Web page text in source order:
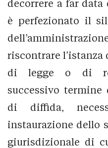
decorrere a far
è perfezionato il
riscontrare
di legge o di
successivo
di diffida,
instaurazione dello
giurisdizionale di